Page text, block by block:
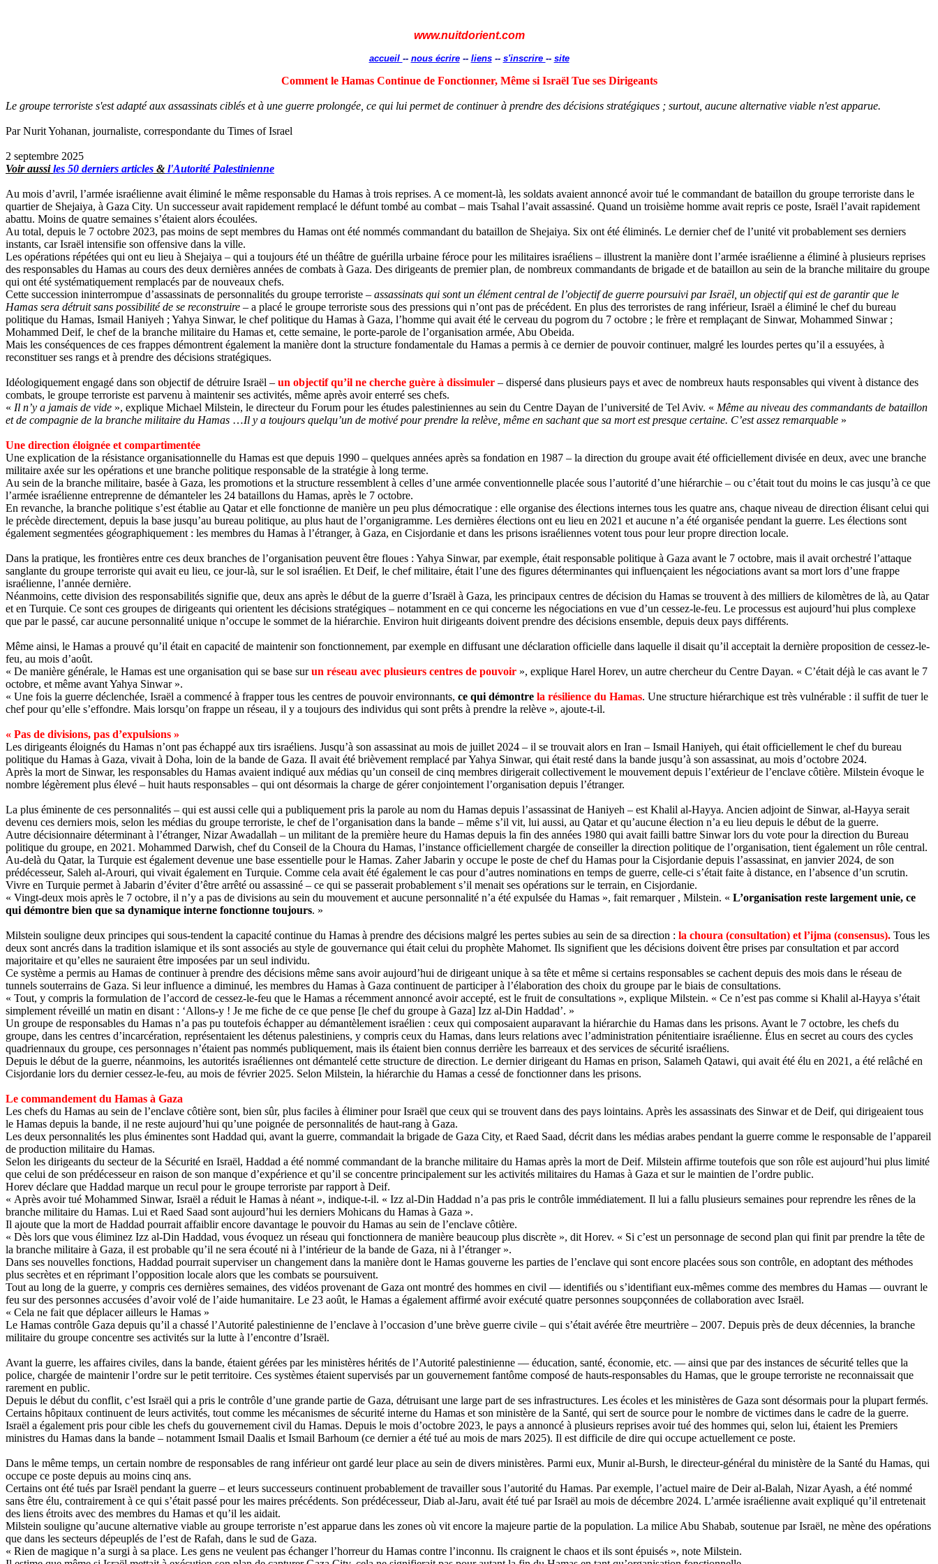
www.nuitdorient.com
accueil -- nous écrire-- liens-- s'inscrire -- site
Comment le Hamas Continue de Fonctionner, Même si Israël Tue ses Dirigeants
Le groupe terroriste s'est adapté aux assassinats ciblés et à une guerre prolongée, ce qui lui permet de continuer à prendre des décisions stratégiques ; surtout, aucune alternative viable n'est apparue.
ParNuritYohanan, journaliste, correspondante du Times of Israel
2 septembre 2025
Voir aussiles 50 derniers articles &l'Autorité Palestinienne
Au mois d’avril, l’armée israélienne avait éliminé le même responsable du Hamas à trois reprises. A ce moment-là, les soldats avaient annoncé avoir tué le commandant de bataillon du groupe terroriste dans le
quartier de Shejaiya, à Gaza City. Un successeur avait rapidement remplacé le défunt tombé au combat – mais Tsahal l’avait assassiné. Quand un troisième homme avait repris ce poste, Israël l’avait rapidement
abattu. Moins de quatre semaines s’étaient alors écoulées.
Au total, depuis le 7 octobre 2023, pas moins de sept membres du Hamas ont été nommés commandant du bataillon de Shejaiya. Six ont été éliminés. Le dernier chef de l’unité vit probablement ses derniers
instants, car Israël intensifie son offensive dans la ville.
Les opérations répétées qui ont eu lieu à Shejaiya – qui a toujours été un théâtre de guérilla urbaine féroce pour les militaires israéliens – illustrent la manière dont l’armée israélienne a éliminé à plusieurs reprises
des responsables du Hamas au cours des deux dernières années de combats à Gaza. Des dirigeants de premier plan, de nombreux commandants de brigade et de bataillon au sein de la branche militaire du groupe
qui ont été systématiquement remplacés par de nouveaux chefs.
Cette succession ininterrompue d’assassinats de personnalités du groupe terroriste – assassinats qui sontun élément central de l’objectif de guerre poursuivi par Israël, un objectif qui est de garantir que le
Hamas sera détruit sans possibilité de se reconstruire – a placé le groupe terroriste sous des pressions qui n’ont pas de précédent. En plus des terroristes de rang inférieur, Israël a éliminé le chef du bureau
politique du Hamas, Ismail Haniyeh ; Yahya Sinwar, le chef politique du Hamas à Gaza, l’homme qui avait été le cerveau du pogrom du 7 octobre ; le frère et remplaçant de Sinwar, Mohammed Sinwar;
Mohammed Deif, le chef de la branche militaire du Hamas et, cette semaine, le porte-parole de l’organisation armée, Abu Obeida.
Mais les conséquences de ces frappes démontrent également la manière dont la structure fondamentale du Hamas a permis à ce dernier de pouvoir continuer, malgré les lourdes pertes qu’il a essuyées, à
reconstituer ses rangs et à prendre des décisions stratégiques.
Idéologiquement engagé dans son objectif de détruire Israël – un objectif qu’il ne cherche guère à dissimuler – dispersé dans plusieurs pays et avec de nombreux hauts responsables qui vivent à distance des
combats, le groupe terroriste est parvenu à maintenir ses activités, même après avoir enterré ses chefs.
« Il n’y a jamais de vide », explique Michael Milstein, le directeur du Forum pour les études palestiniennes au sein du Centre Dayan de l’université de Tel Aviv. « Même au niveau des commandants de bataillon
et de compagnie de la branche militaire du Hamas …Il y a toujours quelqu’un de motivé pour prendre la relève, même en sachant que sa mort est presque certaine. C’est assez remarquable »
Une direction éloignée et compartimentée
Une explication de la résistance organisationnelle du Hamas est que depuis 1990 – quelques années après sa fondation en 1987 – la direction du groupe avait été officiellement divisée en deux, avec une branche
militaire axée sur les opérations et une branche politique responsable de la stratégie à long terme.
Au sein de la branche militaire, basée à Gaza, les promotions et la structure ressemblent à celles d’une armée conventionnelle placée sous l’autorité d’une hiérarchie – ou c’était tout du moins le cas jusqu’à ce que
l’armée israélienne entreprenne de démanteler les 24 bataillons du Hamas, après le 7 octobre.
En revanche, la branche politique s’est établie au Qatar et elle fonctionne de manière un peu plus démocratique : elle organise des élections internes tous les quatre ans, chaque niveau de direction élisant celui qui
le précède directement, depuis la base jusqu’au bureau politique, au plus haut de l’organigramme. Les dernières élections ont eu lieu en 2021 et aucune n’a été organisée pendant la guerre. Les élections sont
également segmentées géographiquement : les membres du Hamas à l’étranger, à Gaza, en Cisjordanie et dans les prisons israéliennes votent tous pour leur propre direction locale.
Dans la pratique, les frontières entre ces deux branches de l’organisation peuvent être floues : Yahya Sinwar, par exemple, était responsable politique à Gaza avant le 7 octobre, mais il avait orchestré l’attaque
sanglante du groupe terroriste qui avait eu lieu, ce jour-là, sur le sol israélien. Et Deif, le chef militaire, était l’une des figures déterminantes qui influençaient les négociations avant sa mort lors d’une frappe
israélienne, l’année dernière.
Néanmoins, cette division des responsabilités signifie que, deux ans après le début de la guerre d’Israël à Gaza, les principaux centres de décision du Hamas se trouvent à des milliers de kilomètres de là, au Qatar
et en Turquie. Ce sont ces groupes de dirigeants qui orientent les décisions stratégiques – notamment en ce qui concerne les négociations en vue d’un cessez-le-feu. Le processus est aujourd’hui plus complexe
que par le passé, car aucune personnalité unique n’occupe le sommet de la hiérarchie. Environ huit dirigeants doivent prendre des décisions ensemble, depuis deux pays différents.
Même ainsi, le Hamas a prouvé qu’il était en capacité de maintenir son fonctionnement, par exemple en diffusant une déclaration officielle dans laquelle il disait qu’il acceptait la dernière proposition de cessez-le-
feu, au mois d’août.
« De manière générale, le Hamas est une organisation qui se base surun réseau avec plusieurs centres de pouvoir », explique Harel Horev, un autre chercheur du Centre Dayan. « C’était déjà le cas avant le 7
octobre, et même avantYahya Sinwar».
« Une fois la guerre déclenchée, Israël a commencé à frapper tous les centres de pouvoir environnants, ce qui démontre la résilience du Hamas. Une structure hiérarchique est très vulnérable : il suffit de tuer le
chef pour qu’elle s’effondre. Mais lorsqu’on frappe un réseau, il y a toujours des individus qui sont prêts à prendre la relève », ajoute-t-il.
« Pas de divisions, pas d’expulsions »
Les dirigeants éloignés du Hamas n’ont pas échappé aux tirs israéliens. Jusqu’à son assassinat au mois de juillet 2024 – il se trouvait alors en Iran – Ismail Haniyeh, qui était officiellement le chef du bureau
politique du Hamas à Gaza, vivait à Doha, loin de la bande de Gaza. Il avait été brièvement remplacé parYahya Sinwar, qui était resté dans la bande jusqu’à son assassinat, au mois d’octobre 2024.
Après la mort de Sinwar, les responsables du Hamas avaient indiqué aux médias qu’un conseil de cinq membres dirigerait collectivement le mouvement depuis l’extérieur de l’enclave côtière. Milstein évoque le
nombre légèrement plus élevé – huit hauts responsables – qui ont désormais la charge de gérer conjointement l’organisation depuis l’étranger.
La plus éminente de ces personnalités – qui est aussi celle qui a publiquement pris la parole au nom du Hamas depuis l’assassinat de Haniyeh – est Khalil al-Hayya. Ancien adjoint de Sinwar, al-Hayya serait
devenu ces derniers mois, selon les médias du groupe terroriste, le chef de l’organisation dans la bande – même s’il vit, lui aussi, au Qatar et qu’aucune élection n’a eu lieu depuis le début de la guerre.
Autre décisionnaire déterminant à l’étranger, Nizar Awadallah – un militant de la première heure du Hamas depuis la fin des années 1980 qui avait failli battre Sinwarlors du vote pour la direction du Bureau
politique du groupe, en 2021. Mohammed Darwish, chef du Conseil de la Choura du Hamas, l’instance officiellement chargée de conseiller la direction politique de l’organisation, tient également un rôle central.
Au-delà du Qatar, la Turquie est également devenue une base essentielle pour le Hamas. ZaherJabarin y occupe le poste de chef du Hamas pour la Cisjordanie depuis l’assassinat, en janvier 2024, de son
prédécesseur, Saleh al-Arouri, qui vivait également en Turquie. Comme cela avait été également le cas pour d’autres nominations en temps de guerre, celle-ci s’était faite à distance, en l’absence d’un scrutin.
Vivre en Turquie permet à Jabarin d’éviter d’être arrêté ou assassiné – ce qui se passerait probablement s’il menait ses opérations sur le terrain, en Cisjordanie.
« Vingt-deux mois après le 7 octobre, il n’y a pas de divisions au sein du mouvement et aucune personnalité n’a été expulsée du Hamas », fait remarquer , Milstein. « L’organisation reste largement unie, ce
qui démontre bien que sa dynamique interne fonctionne toujours. »
Milstein souligne deux principes qui sous-tendent la capacité continue du Hamas à prendre des décisions malgré les pertes subies au sein de sa direction : la choura (consultation) et l’ijma (consensus). Tous les
deux sont ancrés dans la tradition islamique et ils sont associés au style de gouvernance qui était celui du prophète Mahomet. Ils signifient que les décisions doivent être prises par consultation et par accord
majoritaire et qu’elles ne sauraient être imposées par un seul individu.
Ce système a permis au Hamas de continuer à prendre des décisions même sans avoir aujourd’hui de dirigeant unique à sa tête et même si certains responsables se cachent depuis des mois dans le réseau de
tunnels souterrains de Gaza. Si leur influence a diminué, les membres du Hamas à Gaza continuent de participer à l’élaboration des choix du groupe par le biais de consultations.
« Tout, y compris la formulation de l’accord de cessez-le-feu que le Hamas a récemment annoncé avoir accepté, est le fruit de consultations », explique Milstein. « Ce n’est pas comme si Khalil al-Hayya s’était
simplement réveillé un matin en disant : ‘Allons-y ! Je me fiche de ce que pense [le chef du groupe à Gaza] Izz al-Din Haddad’. »
Un groupe de responsables du Hamas n’a pas pu toutefois échapper au démantèlement israélien : ceux qui composaient auparavant la hiérarchie du Hamas dans les prisons. Avant le 7 octobre, les chefs du
groupe, dans les centres d’incarcération, représentaient les détenus palestiniens, y compris ceux du Hamas, dans leurs relations avec l’administration pénitentiaire israélienne. Élus en secret au cours des cycles
quadriennaux du groupe, ces personnages n’étaient pas nommés publiquement, mais ils étaient bien connus derrière les barreaux et des services de sécurité israéliens.
Depuis le début de la guerre, néanmoins, les autorités israéliennes ont démantelé cette structure de direction. Le dernier dirigeant du Hamas en prison, Salameh Qatawi, qui avait été élu en 2021, a été relâché en
Cisjordanie lors du dernier cessez-le-feu, au mois de février 2025. Selon Milstein, la hiérarchie du Hamas a cessé de fonctionner dans les prisons.
Le commandement du Hamas à Gaza
Les chefs du Hamas au sein de l’enclave côtière sont, bien sûr, plus faciles à éliminer pour Israël que ceux qui se trouvent dans des pays lointains. Après les assassinats des Sinwaret de Deif, qui dirigeaient tous
le Hamas depuis la bande, il ne reste aujourd’hui qu’une poignée de personnalités de haut-rang à Gaza.
Les deux personnalités les plus éminentes sont Haddad qui, avant la guerre, commandait la brigade de Gaza City, et Raed Saad, décrit dans les médias arabes pendant la guerre comme le responsable de l’appareil
de production militaire du Hamas.
Selon les dirigeants du secteur de la Sécurité en Israël, Haddad a été nommé commandant de la branche militaire du Hamas après la mort de Deif. Milstein affirme toutefois que son rôle est aujourd’hui plus limité
que celui de son prédécesseur en raison de son manque d’expérience et qu’il se concentre principalement sur les activités militaires du Hamas à Gaza et sur le maintien de l’ordre public.
Horev déclare que Haddad marque un recul pour le groupe terroriste par rapport à Deif.
« Après avoir tué Mohammed Sinwar, Israël a réduit le Hamas à néant », indique-t-il. « Izz al-Din Haddad n’a pas pris le contrôle immédiatement. Il lui a fallu plusieurs semaines pour reprendre les rênes de la
branche militaire du Hamas. Lui et Raed Saad sont aujourd’hui les derniers Mohicans du Hamas à Gaza ».
Il ajoute que la mort de Haddad pourrait affaiblir encore davantage le pouvoir du Hamas au sein de l’enclave côtière.
« Dès lors que vous éliminez Izz al-Din Haddad, vous évoquez un réseau qui fonctionnera de manière beaucoup plus discrète », dit Horev. « Si c’est un personnage de second plan qui finit par prendre la tête de
la branche militaire à Gaza, il est probable qu’il ne sera écouté ni à l’intérieur de la bande de Gaza, ni à l’étranger ».
Dans ses nouvelles fonctions, Haddad pourrait superviser un changement dans la manière dont le Hamas gouverne les parties de l’enclave qui sont encore placées sous son contrôle, en adoptant des méthodes
plus secrètes et en réprimant l’opposition locale alors que les combats se poursuivent.
Tout au long de la guerre, y compris ces dernières semaines, des vidéos provenant de Gaza ont montré des hommes en civil — identifiés ou s’identifiant eux-mêmes comme des membres du Hamas — ouvrant le
feu sur des personnes accusées d’avoir volé de l’aide humanitaire. Le 23 août, le Hamas a également affirmé avoir exécuté quatre personnes soupçonnées de collaboration avec Israël.
« Cela ne fait que déplacer ailleurs le Hamas »
Le Hamas contrôle Gaza depuis qu’il a chassé l’Autorité palestinienne de l’enclave à l’occasion d’une brève guerre civile – qui s’était avérée être meurtrière – 2007. Depuis près de deux décennies, la branche
militaire du groupe concentre ses activités sur la lutte à l’encontre d’Israël.
Avant la guerre, les affaires civiles, dans la bande, étaient gérées par les ministères hérités de l’Autorité palestinienne — éducation, santé, économie, etc. — ainsi que par des instances de sécurité telles que la
police, chargée de maintenir l’ordre sur le petit territoire. Ces systèmes étaient supervisés par un gouvernement fantôme composé de hauts-responsables du Hamas, que le groupe terroriste ne reconnaissait que
rarement en public.
Depuis le début du conflit, c’est Israël qui a pris le contrôle d’une grande partie de Gaza, détruisant une large part de ses infrastructures. Les écoles et les ministères de Gaza sont désormais pour la plupart fermés.
Certains hôpitaux continuent de leurs activités, tout comme les mécanismes de sécurité interne du Hamas et son ministère de la Santé, qui sert de source pour le nombre de victimes dans le cadre de la guerre.
Israël a également pris pour cible les chefs du gouvernement civil du Hamas. Depuis le mois d’octobre 2023, le pays a annoncé à plusieurs reprises avoir tué des hommes qui, selon lui, étaient les Premiers
ministres du Hamas dans la bande – notamment Ismail Daalis et Ismail Barhoum (ce dernier a été tué au mois de mars 2025). Il est difficile de dire qui occupe actuellement ce poste.
Dans le même temps, un certain nombre de responsables de rang inférieur ont gardé leur place au sein de divers ministères. Parmi eux, Munir al-Bursh, le directeur-général du ministère de la Santé du Hamas, qui
occupe ce poste depuis au moins cinq ans.
Certains ont été tués par Israël pendant la guerre – et leurs successeurs continuent probablement de travailler sous l’autorité du Hamas. Par exemple, l’actuel maire de Deir al-Balah, Nizar Ayash, a été nommé
sans être élu, contrairement à ce qui s’était passé pour les maires précédents. Son prédécesseur, Diab al-Jaru, avait été tué par Israël au mois de décembre 2024. L’armée israélienne avait expliqué qu’il entretenait
des liens étroits avec des membres du Hamas et qu’il les aidait.
Milstein souligne qu’aucune alternative viable au groupe terroriste n’est apparue dans les zones où vit encore la majeure partie de la population. La milice Abu Shabab, soutenue par Israël, ne mène des opérations
que dans les secteurs dépeuplés de l’est de Rafah, dans le sud de Gaza.
« Rien de magique n’a surgi à sa place. Les gens ne veulent pas échanger l’horreur du Hamas contre l’inconnu. Ils craignent le chaos et ils sont épuisés », note Milstein.